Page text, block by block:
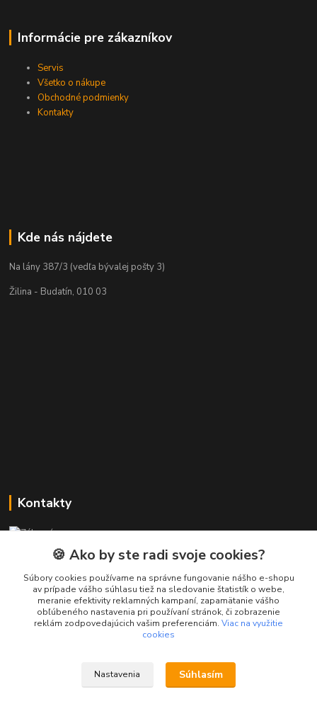
Informácie pre zákazníkov
Servis
Všetko o nákupe
Obchodné podmienky
Kontakty
Kde nás nájdete
Na lány 387/3 (vedľa bývalej pošty 3)
Žilina - Budatín, 010 03
Kontakty
+421 911 010 560
Po-Pia, 13-17 hod.
info@presmartfon.sk
🍪 Ako by ste radi svoje cookies?
Súbory cookies používame na správne fungovanie nášho e-shopu
av prípade vášho súhlasu tiež na sledovanie štatistík o webe,
meranie efektivity reklamných kampaní, zapamätanie vášho
obľúbeného nastavenia pri používaní stránok, či zobrazenie
reklám zodpovedajúcich vašim preferenciám. Viac na využitie
cookies
Nastavenia Súhlasím